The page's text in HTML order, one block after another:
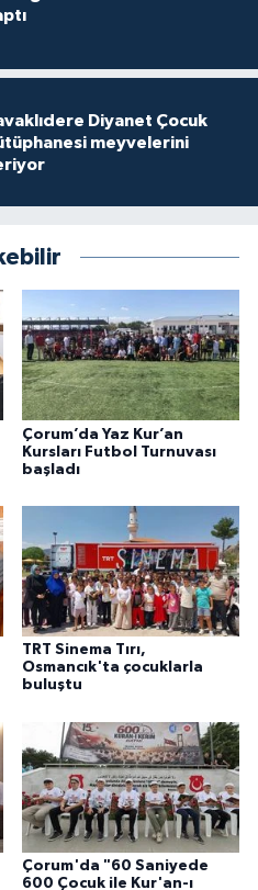
Diyanet Çocuk
meyvelerini
Çorum’da Yaz Kur’an
Kursları Futbol Turnuvası
başladı
TRT Sinema Tırı,
Osmancık'ta çocuklarla
buluştu
Çorum'da "60 Saniyede
600 Çocuk ile Kur'an-ı